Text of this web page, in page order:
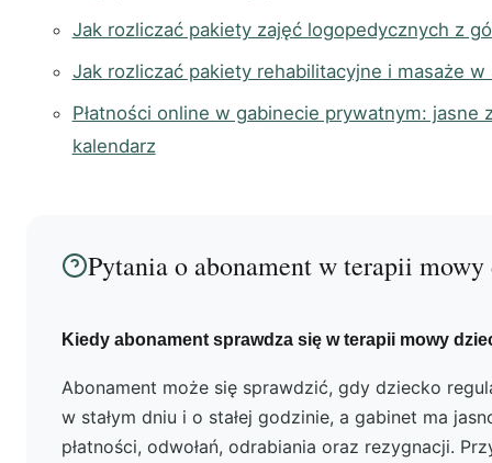
Jak rozliczać pakiety zajęć logopedycznych z
Jak rozliczać pakiety rehabilitacyjne i masaże
Płatności online w gabinecie prywatnym: jasne
kalendarz
Pytania o abonament w terapii
Kiedy abonament sprawdza się w terapii mowy
Abonament może się sprawdzić, gdy dziecko
w stałym dniu i o stałej godzinie, a gabinet ma
płatności, odwołań, odrabiania oraz rezygnacji.